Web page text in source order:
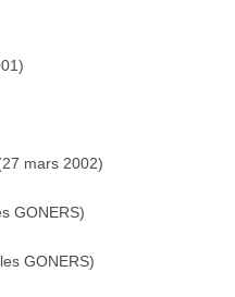
mars 2002)
GONERS)
GONERS)